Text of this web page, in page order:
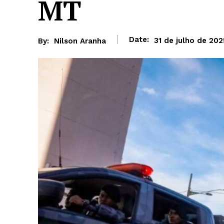
MT
By: Nilson Aranha Date: 31 de julho de